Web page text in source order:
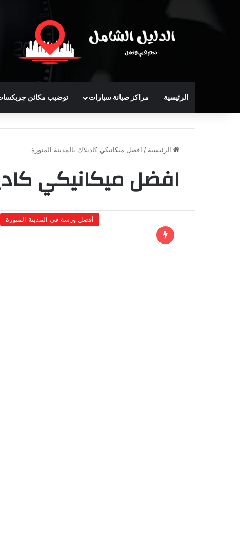
الرئيسية مراكز صيانة سيارات توضيب مكائن
الرئيسية / افضل ميكانيكي كاديلاك بالمدينة المنورة
افضل ميكانيكي
أفضل ورشة في المدينة المنورة